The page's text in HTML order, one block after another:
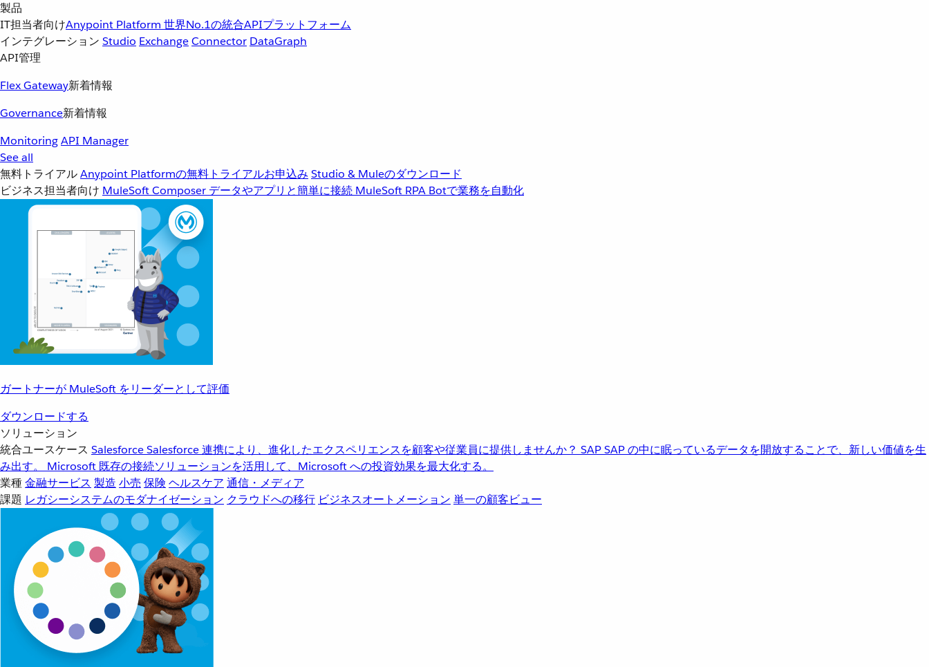
製品
IT担当者向けAnypoint Platform 世界No.1の統合APIプラットフォーム
インテグレーション Studio ExchangeConnector DataGraph
API管理
Flex Gateway新着情報
Governance新着情報
MonitoringAPI Manager
See all
無料トライアルAnypoint Platformの無料トライアルお申込み Studio & Muleのダウンロード
ビジネス担当者向け MuleSoft Composer データやアプリと簡単に接続 MuleSoft RPA Botで業務を自動化
ガートナーが MuleSoft をリーダーとして評価
ダウンロードする
ソリューション
統合ユースケース SalesforceSalesforce 連携により、進化したエクスペリエンスを顧客や従業員に提供しませんか？ SAPSAP の中に眠っているデータを開放することで、新しい価値を生
み出す。
Microsoft 既存の接続ソリューションを活用して、Microsoft への投資効果を最大化する。
業種金融サービス 製造 小売 保険 ヘルスケア 通信・メディア
課題 レガシーシステムのモダナイゼーション クラウドへの移行 ビジネスオートメーション 単一の顧客ビュー